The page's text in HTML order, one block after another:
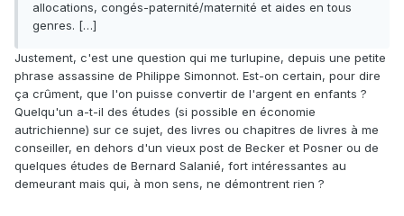
allocations, congés-paternité/maternité et aides en tous
genres. […]
Justement, c'est une question qui me turlupine, depuis une petite
phrase assassine de Philippe Simonnot. Est-on certain, pour dire
ça crûment, que l'on puisse convertir de l'argent en enfants ?
Quelqu'un a-t-il des études (si possible en économie
autrichienne) sur ce sujet, des livres ou chapitres de livres à me
conseiller, en dehors d'un vieux post de Becker et Posner ou de
quelques études de Bernard Salanié, fort intéressantes au
demeurant mais qui, à mon sens, ne démontrent rien ?